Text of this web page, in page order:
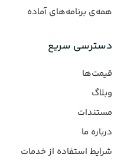
همه‌ی برنامه‌های آماده
دسترسی سریع
قیمت‌ها
وبلاگ
مستندات
درباره ما
شرایط استفاده از خدمات